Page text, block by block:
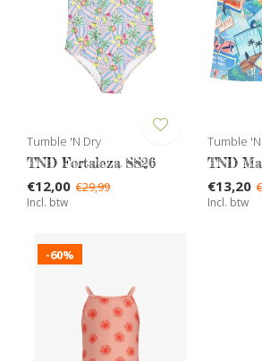
Tumble 'N Dry
TND Fortaleza SS26
€12,00 €29,99
Incl. btw
Tumble
TND
€13,20
Incl. btw
-60%